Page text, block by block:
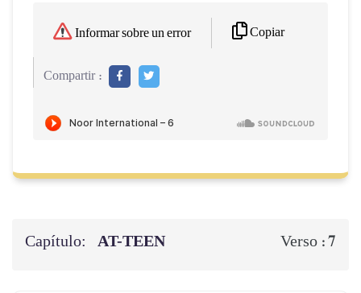
Informar sobre un error Copiar
Compartir :
Capítulo: AT-TEEN Verso :7